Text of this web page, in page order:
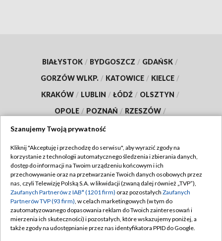
BIAŁYSTOK / BYDGOSZCZ / GDAŃSK /
GORZÓW WLKP. / KATOWICE / KIELCE /
KRAKÓW / LUBLIN / ŁÓDŹ / OLSZTYN /
OPOLE / POZNAŃ / RZESZÓW /
SZCZECIN / WARSZAWA
Dołącz do nas:
TVP
Abonament TVP
Emisja w TVP
Regulamin TVP
Polityka prywatności
Szanujemy Twoją prywatność
Kliknij "Akceptuję i przechodzę do serwisu", aby wyrazić zgody na
korzystanie z technologii automatycznego śledzenia i zbierania danych,
dostęp do informacji na Twoim urządzeniu końcowym i ich
przechowywanie oraz na przetwarzanie Twoich danych osobowych przez
nas, czyli Telewizję Polską S.A. w likwidacji (zwaną dalej również „TVP”),
Zaufanych Partnerów z IAB* (1201 firm) oraz pozostałych Zaufanych
Partnerów TVP (93 firm), w celach marketingowych (w tym do
zautomatyzowanego dopasowania reklam do Twoich zainteresowań i
mierzenia ich skuteczności) i pozostałych, które wskazujemy poniżej, a
także zgody na udostępnianie przez nas identyfikatora PPID do Google.